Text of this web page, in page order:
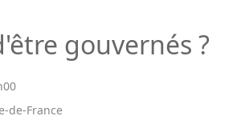
gouvernés ?
de-France